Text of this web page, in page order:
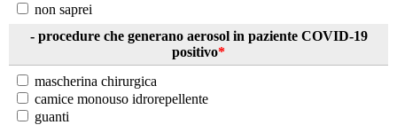
non saprei
- procedure che generano aerosol in paziente COVID-19
positivo*
mascherina chirurgica
camice monouso idrorepellente
guanti